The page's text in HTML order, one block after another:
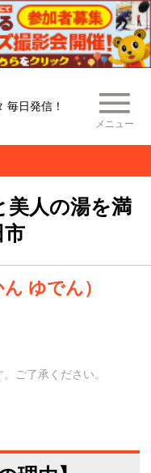
毎日発信！
メニュー
美人の湯を満
市
ゆでん）
ご了承ください。